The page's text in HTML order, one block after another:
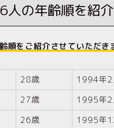
の年齢順を紹介
をご紹介させていただき
28歳
1994年2
27歳
1995年2
26歳
1995年